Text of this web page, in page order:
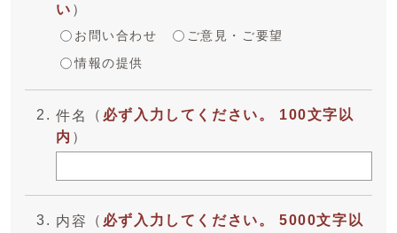
い ）
お問い合わせ ご意見・ご要望
情報の提供
件名 （ 必ず入力してください。 100文字以
内 ）
内容 （ 必ず入力してください。 5000文字以